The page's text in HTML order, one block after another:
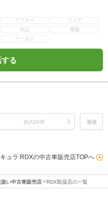
アフター
フェア
保証
整備
クーポン
る
次の20件 最後
ュラ RDXの中古車販売店TOPへ
い中古車販売店 RDX取扱店の一覧